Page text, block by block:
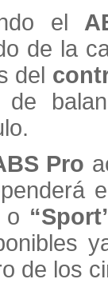
el
de la
del
de
Pro
o
de los